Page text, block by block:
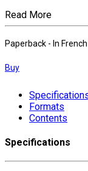
Read More
Paperback - In French
Buy
Formats
Contents
Specifications